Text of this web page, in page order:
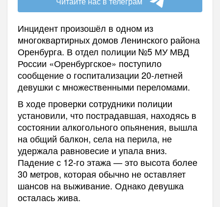
Инцидент произошёл в одном из
многоквартирных домов Ленинского района
Оренбурга. В отдел полиции №5 МУ МВД
России «Оренбургское» поступило
сообщение о госпитализации 20-летней
девушки с множественными переломами.
В ходе проверки сотрудники полиции
установили, что пострадавшая, находясь в
состоянии алкогольного опьянения, вышла
на общий балкон, села на перила, не
удержала равновесие и упала вниз.
Падение с 12-го этажа — это высота более
30 метров, которая обычно не оставляет
шансов на выживание. Однако девушка
осталась жива.